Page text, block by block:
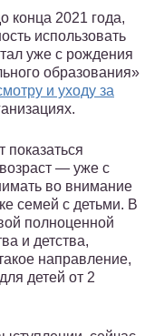
конца 2021 года,
использовать
уже с рождения
образования»
и уходу за
показаться
— уже с
во внимание
семей с детьми. В
полноценной
и детства,
направление,
детей от 2